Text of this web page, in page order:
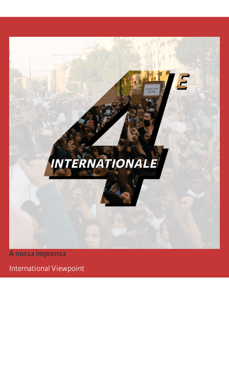
A nossa imprensa
International Viewpoint